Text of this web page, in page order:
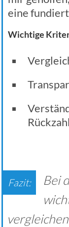
eine
Wichtige
Bei